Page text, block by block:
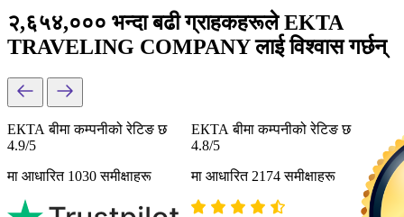
२,६५४,००० भन्दा बढी ग्राहकहरूले EKTA
TRAVELING COMPANY लाई विश्वास गर्छन्
ЕКТА बीमा कम्पनीको रेटिङ छ
4.9/5
मा आधारित 1030 समीक्षाहरू
ЕКТА बीमा कम्पनीको रेटिङ छ
4.8/5
मा आधारित 2174 समीक्षाहरू